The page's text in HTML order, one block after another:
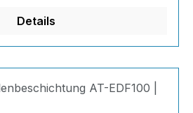
Details